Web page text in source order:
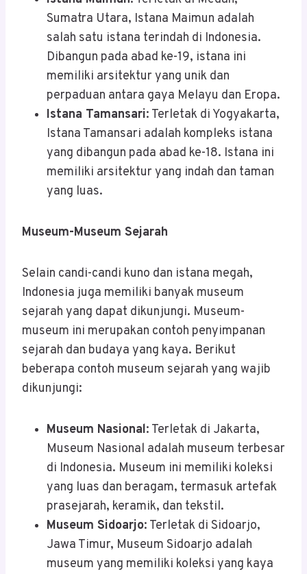
Sumatra Utara, Istana Maimun adalah
salah satu istana terindah di Indonesia.
Dibangun pada abad ke-19, istana ini
memiliki arsitektur yang unik dan
perpaduan antara gaya Melayu dan Eropa.
Istana Tamansari: Terletak di Yogyakarta,
Istana Tamansari adalah kompleks istana
yang dibangun pada abad ke-18. Istana ini
memiliki arsitektur yang indah dan taman
yang luas.
Museum-Museum Sejarah
Selain candi-candi kuno dan istana megah,
Indonesia juga memiliki banyak museum
sejarah yang dapat dikunjungi. Museum-
museum ini merupakan contoh penyimpanan
sejarah dan budaya yang kaya. Berikut
beberapa contoh museum sejarah yang wajib
dikunjungi:
Museum Nasional: Terletak di Jakarta,
Museum Nasional adalah museum terbesar
di Indonesia. Museum ini memiliki koleksi
yang luas dan beragam, termasuk artefak
prasejarah, keramik, dan tekstil.
Museum Sidoarjo: Terletak di Sidoarjo,
Jawa Timur, Museum Sidoarjo adalah
museum yang memiliki koleksi yang kaya